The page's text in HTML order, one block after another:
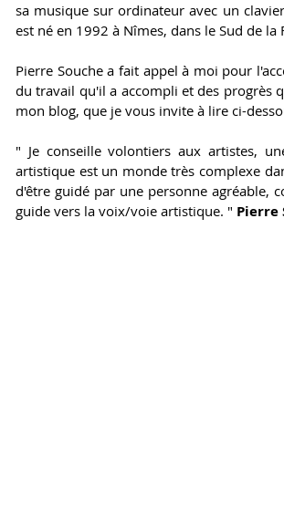
sa musique sur ordinateur avec un
est né en 1992 à Nîmes, dans le Sud de
Pierre Souche a fait appel à moi pour
du travail qu'il a accompli et des progrès
mon blog, que je vous invite à lire ci-
" Je conseille volontiers aux artistes,
artistique est un monde très complexe
d'être guidé par une personne agréable,
guide vers la voix/voie artistique. " Pierre